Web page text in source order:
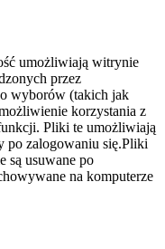
umożliwiają witrynie
przez
wyborów (takich jak
korzystania z
Pliki te umożliwiają
po zalogowaniu się.Pliki
są usuwane po
na komputerze